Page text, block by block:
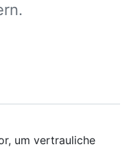
um vertrauliche